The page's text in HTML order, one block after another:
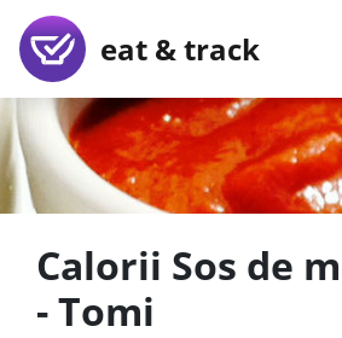
eat & track
Calorii Sos de
- Tomi